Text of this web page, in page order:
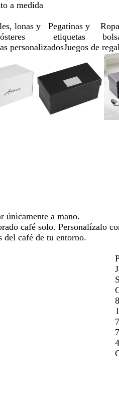
a medida
lonas y
Pegatinas y
etiquetas
personalizadosJuegos de
ampliable
hasta
clic
expandir
las
de
más
moverte
por
la
ampliable
hasta
mínimo
clic
para
expandir
las
teclas
de
y
moverte
por
la
únicamente a mano.
café solo. Personalízalo
del café de tu entorno.